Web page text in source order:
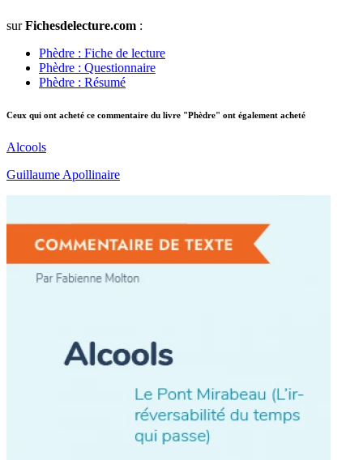
surFichesdelecture.com :
Phèdre : Fiche de lecture
Phèdre : Questionnaire
Phèdre : Résumé
Ceux qui ont acheté ce commentaire du livre "Phèdre" ont également acheté
Alcools
Guillaume Apollinaire